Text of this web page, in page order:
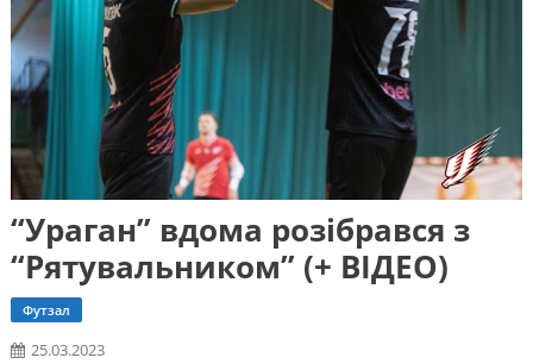
“Ураган” вдома розібрався з
“Рятувальником” (+ ВІДЕО)
Футзал
25.03.2023